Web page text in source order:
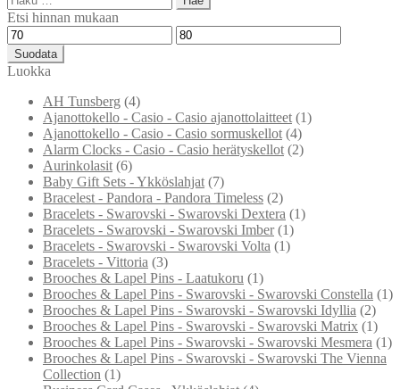
Etsi hinnan mukaan
Minimihinta
Maksimihinta
Suodata
Luokka
AH Tunsberg (4)
Ajanottokello - Casio - Casio ajanottolaitteet (1)
Ajanottokello - Casio - Casio sormuskellot (4)
Alarm Clocks - Casio - Casio herätyskellot (2)
Aurinkolasit (6)
Baby Gift Sets - Ykköslahjat (7)
Bracelest - Pandora - Pandora Timeless (2)
Bracelets - Swarovski - Swarovski Dextera (1)
Bracelets - Swarovski - Swarovski Imber (1)
Bracelets - Swarovski - Swarovski Volta (1)
Bracelets - Vittoria (3)
Brooches & Lapel Pins - Laatukoru (1)
Brooches & Lapel Pins - Swarovski - Swarovski Constella (1)
Brooches & Lapel Pins - Swarovski - Swarovski Idyllia (2)
Brooches & Lapel Pins - Swarovski - Swarovski Matrix (1)
Brooches & Lapel Pins - Swarovski - Swarovski Mesmera (1)
Brooches & Lapel Pins - Swarovski - Swarovski The Vienna
Collection (1)